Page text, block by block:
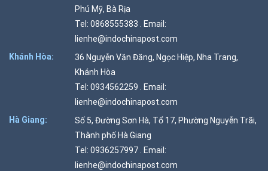
Phú Mỹ, Bà Rịa
Tel: 0868555383 . Email:
lienhe@indochinapost.com
Khánh Hòa:
36 Nguyễn Văn Đăng, Ngọc Hiệp, Nha Trang,
Khánh Hòa
Tel: 0934562259 . Email:
lienhe@indochinapost.com
Hà Giang:
Số 5, Đường Sơn Hà, Tổ 17, Phường Nguyễn Trãi,
Thành phố Hà Giang
Tel: 0936257997 . Email:
lienhe@indochinapost.com